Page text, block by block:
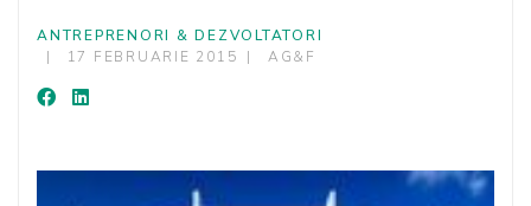
ANTREPRENORI & DEZVOLTATORI
17 FEBRUARIE 2015
AG&F